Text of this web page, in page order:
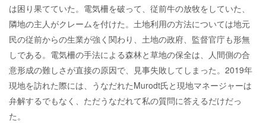
は困り果てていた。電気柵を破って、従前牛の放牧をしていた、
隣地の主人がクレームを付けた。土地利用の方法については地元
民の従前からの生業が強く関わり、土地の政府、監督官庁も形無
しである。電気柵の手法による森林と草地の保全は、人間側の合
意形成の難しさが直接の原因で、見事失敗してしまった。2019年
現地を訪れた際には、うなだれたMurodt氏と現地マネージャーは
弁解するでもなく、ただうなだれて私の質問に答えるだけだっ
た。